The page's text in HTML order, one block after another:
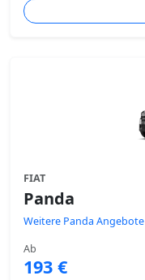
FIAT
Panda
Weitere Panda Angebote
Ab
193 €